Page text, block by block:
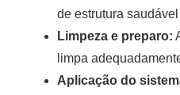
de estrutura saudável
Limpeza e preparo:
limpa
Aplicação do